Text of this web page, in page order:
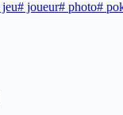
jeu# joueur# photo#